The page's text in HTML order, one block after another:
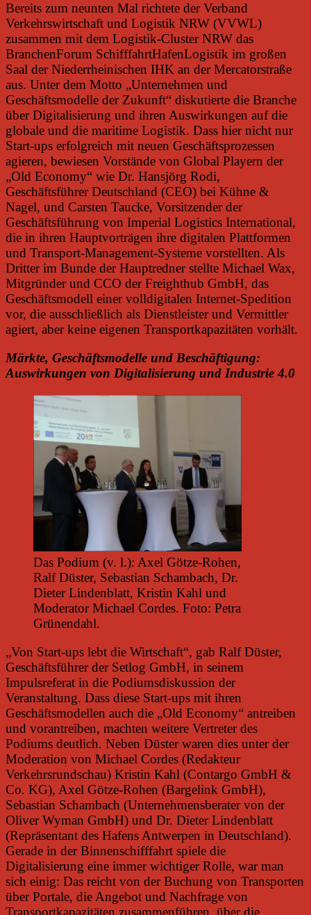
Bereits zum neunten Mal richtete der Verband
Verkehrswirtschaft und Logistik NRW (VVWL)
zusammen mit dem Logistik-Cluster NRW das
BranchenForum SchifffahrtHafenLogistik im großen
Saal der Niederrheinischen IHK an der Mercatorstraße
aus. Unter dem Motto „Unternehmen und
Geschäftsmodelle der Zukunft“ diskutierte die Branche
über Digitalisierung und ihren Auswirkungen auf die
globale und die maritime Logistik. Dass hier nicht nur
Start-ups erfolgreich mit neuen Geschäftsprozessen
agieren, bewiesen Vorstände von Global Playern der
„Old Economy“ wie Dr. Hansjörg Rodi,
Geschäftsführer Deutschland (CEO) bei Kühne &
Nagel, und Carsten Taucke, Vorsitzender der
Geschäftsführung von Imperial Logistics International,
die in ihren Hauptvorträgen ihre digitalen Plattformen
und Transport-Management-Systeme vorstellten. Als
Dritter im Bunde der Hauptredner stellte Michael Wax,
Mitgründer und CCO der Freighthub GmbH, das
Geschäftsmodell einer volldigitalen Internet-Spedition
vor, die ausschließlich als Dienstleister und Vermittler
agiert, aber keine eigenen Transportkapazitäten vorhält.
Märkte, Geschäftsmodelle und Beschäftigung:
Auswirkungen von Digitalisierung und Industrie 4.0
Das Podium (v. l.): Axel Götze-Rohen,
Ralf Düster, Sebastian Schambach, Dr.
Dieter Lindenblatt, Kristin Kahl und
Moderator Michael Cordes. Foto: Petra
Grünendahl.
„Von Start-ups lebt die Wirtschaft“, gab Ralf Düster,
Geschäftsführer der Setlog GmbH, in seinem
Impulsreferat in die Podiumsdiskussion der
Veranstaltung. Dass diese Start-ups mit ihren
Geschäftsmodellen auch die „Old Economy“ antreiben
und vorantreiben, machten weitere Vertreter des
Podiums deutlich. Neben Düster waren dies unter der
Moderation von Michael Cordes (Redakteur
Verkehrsrundschau) Kristin Kahl (Contargo GmbH &
Co. KG), Axel Götze-Rohen (Bargelink GmbH),
Sebastian Schambach (Unternehmensberater von der
Oliver Wyman GmbH) und Dr. Dieter Lindenblatt
(Repräsentant des Hafens Antwerpen in Deutschland).
Gerade in der Binnenschifffahrt spiele die
Digitalisierung eine immer wichtiger Rolle, war man
sich einig: Das reicht von der Buchung von Transporten
über Portale, die Angebot und Nachfrage von
Transportkapazitäten zusammenführen, über die